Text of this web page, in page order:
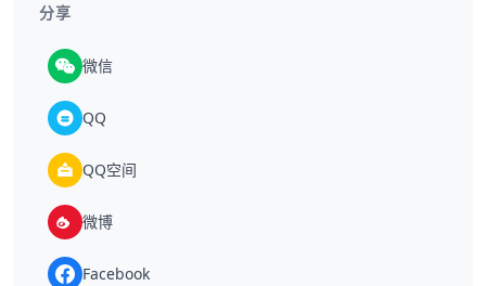
分享
微信
QQ
QQ空间
微博
Facebook